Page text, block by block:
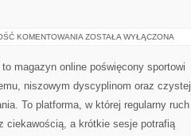
KOMENTOWANIA KOBIETY
RĘCZNEJ
I
TRADYCYJNE
REGIONALNE
KABADDI,
ZOSTAŁA WYŁĄCZONA
to magazyn online poświęcony sportowi
niszowym dyscyplinom oraz czystej
To platforma, w której regularny ruch
ciekawością, a krótkie sesje potrafią